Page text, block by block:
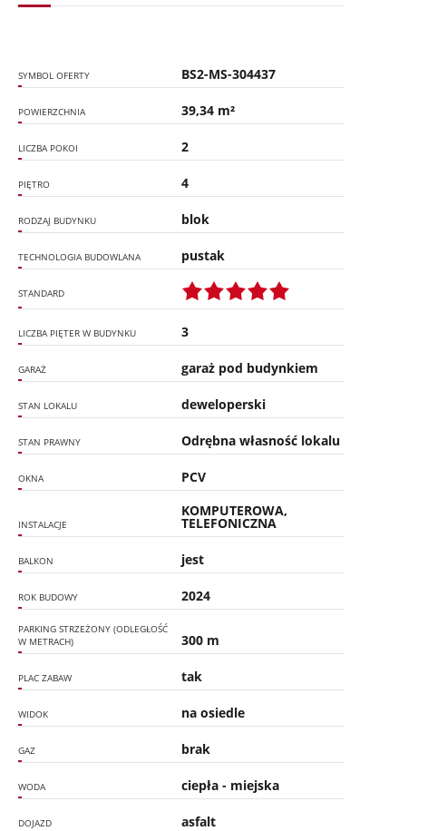
SYMBOL OFERTY BS2-MS-304437
POWIERZCHNIA 39,34 m²
LICZBA POKOI 2
PIĘTRO 4
RODZAJ BUDYNKU blok
TECHNOLOGIA BUDOWLANA pustak
STANDARD
LICZBA PIĘTER W BUDYNKU 3
GARAŻ garaż pod budynkiem
STAN LOKALU deweloperski
STAN PRAWNY Odrębna własność lokalu
OKNA PCV
INSTALACJE
KOMPUTEROWA,
TELEFONICZNA
BALKON jest
ROK BUDOWY 2024
PARKING STRZEŻONY (ODLEGŁOŚĆ
W METRACH)
300 m
PLAC ZABAW tak
WIDOK na osiedle
GAZ brak
WODA ciepła - miejska
DOJAZD asfalt